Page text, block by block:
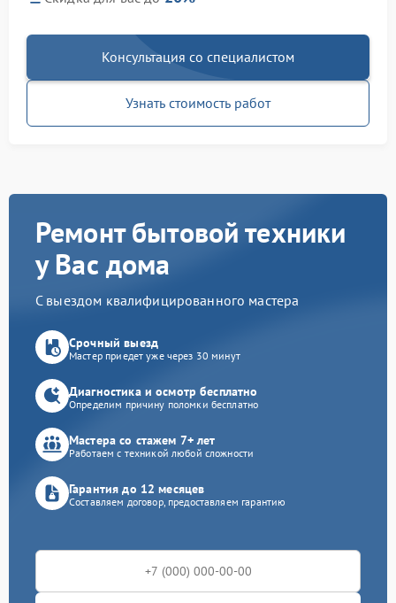
Консультация со специалистом
Узнать стоимость работ
Ремонт бытовой техники
у Вас дома
С выездом квалифицированного мастера
Срочный выезд
Мастер приедет уже через 30 минут
Диагностика и осмотр бесплатно
Определим причину поломки бесплатно
Мастера со стажем 7+ лет
Работаем с техникой любой сложности
Гарантия до 12 месяцев
Составляем договор, предоставляем гарантию